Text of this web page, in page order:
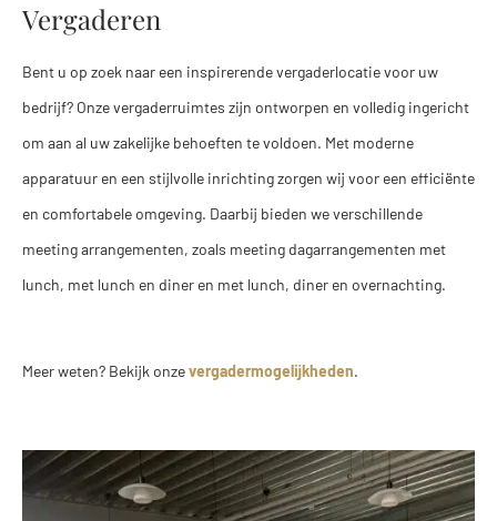
Vergaderen
Bent u op zoek naar een inspirerende vergaderlocatie voor uw
bedrijf? Onze vergaderruimtes zijn ontworpen en volledig ingericht
om aan al uw zakelijke behoeften te voldoen. Met moderne
apparatuur en een stijlvolle inrichting zorgen wij voor een efficiënte
en comfortabele omgeving. Daarbij bieden we verschillende
meeting arrangementen, zoals meeting dagarrangementen met
lunch, met lunch en diner en met lunch, diner en overnachting.
Meer weten? Bekijk onzevergadermogelijkheden.